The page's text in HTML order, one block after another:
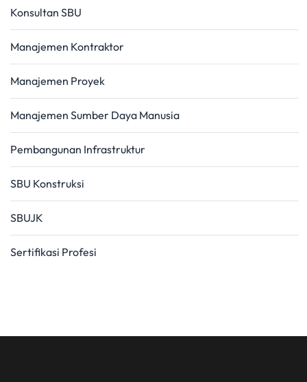
Konsultan SBU
Manajemen Kontraktor
Manajemen Proyek
Manajemen Sumber Daya Manusia
Pembangunan Infrastruktur
SBU Konstruksi
SBUJK
Sertifikasi Profesi